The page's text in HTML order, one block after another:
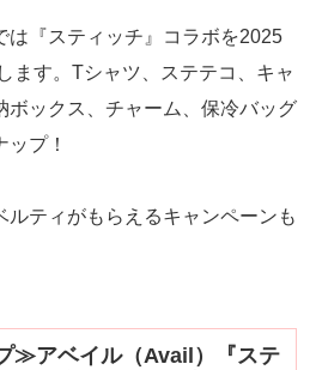
は『スティッチ』コラボを2025
ます。Tシャツ、ステテコ、キャ
ボックス、チャーム、保冷バッグ
プ！
ルティがもらえるキャンペーンも
≫アベイル（Avail）『ステ